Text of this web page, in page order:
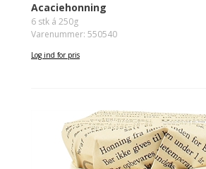
Acaciehonning
6 stk á 250g
Varenummer: 550540
Log ind for pris